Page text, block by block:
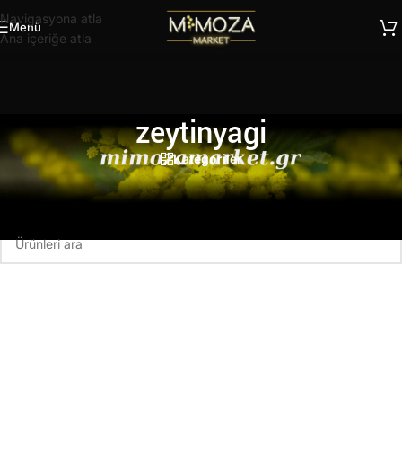
Navigasyona atla
Ana içeriğe atla
Menü
zeytinyagi
Kategoriler
Ana Sayfa
Ürünler “zeytinyagi” olarak etiketlendi